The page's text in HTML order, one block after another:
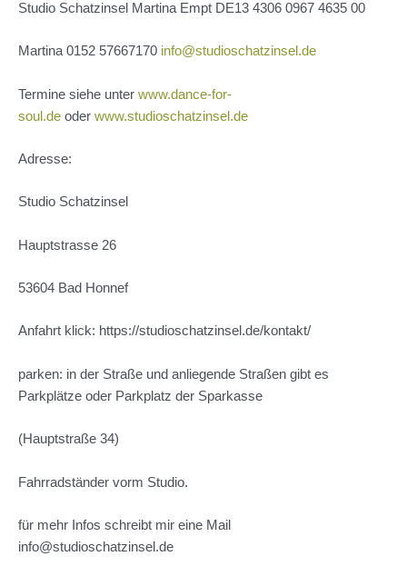
Studio Schatzinsel Martina Empt DE13 4306 0967 4635 00
Martina 0152 57667170 info@studioschatzinsel.de
Termine siehe unter www.dance-for-
soul.de oder www.studioschatzinsel.de
Adresse:
Studio Schatzinsel
Hauptstrasse 26
53604 Bad Honnef
Anfahrt klick: https://studioschatzinsel.de/kontakt/
parken: in der Straße und anliegende Straßen gibt es
Parkplätze oder Parkplatz der Sparkasse
(Hauptstraße 34)
Fahrradständer vorm Studio.
für mehr Infos schreibt mir eine Mail
info@studioschatzinsel.de